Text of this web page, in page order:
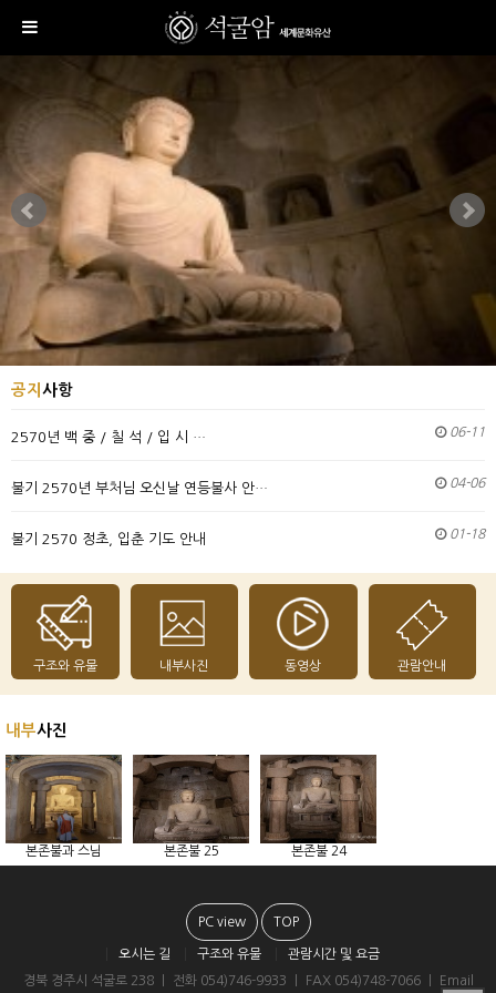
공지 사항
2570년 백 중 / 칠 석 / 입 시 … 06-11
불기 2570년 부처님 오신날 연등불사 안… 04-06
불기 2570 정초, 입춘 기도 안내 01-18
구조와 유물 내부사진 동영상 관람안내
내부사진
본존불과 스님 본존불 25 본존불 24
PC view TOP
오시는 길 구조와 유물
관람시간 및 요금
경북 경주시 석굴로 238 ㅣ 전화 054)746-9933 ㅣ FAX 054)748-7066 ㅣ Email